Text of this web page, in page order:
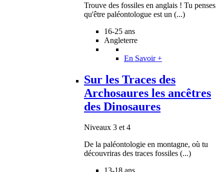
Trouve des fossiles en anglais ! Tu penses
qu'être paléontologue est un (...)
16-25 ans
Angleterre
En Savoir +
Sur les Traces des
Archosaures les ancêtres
des Dinosaures
Niveaux 3 et 4
De la paléontologie en montagne, où tu
découvriras des traces fossiles (...)